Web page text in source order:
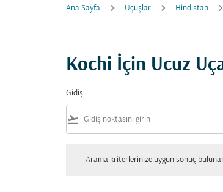
Ana Sayfa Uçuşlar Hindistan
Kochi İçin Ucuz
Gidiş
flight_takeoff
Arama kriterlerinize uygun sonuç